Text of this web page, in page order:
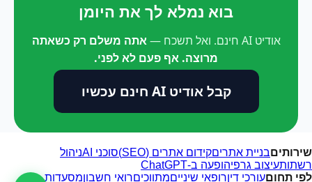
בוא נמלא לך את היומן
אודיט AI חינם. ואל תשכח —
אתה משלם רק כשאתה
מרוצה. אף פעם לא לפני.
קבל אודיט AI חינם עכשיו
שירותיםבניית אתריםקידום אתרים (SEO) סוכני AI
ניהול
רשתותעיצוב גרפיהופעה ב-ChatGPT
לפי תחוםעורכי דיןרופאי שינייםמתווכיםרואי חשבוןמסעדות